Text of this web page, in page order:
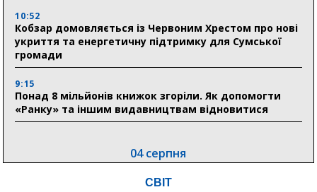
10:52
Кобзар домовляється із Червоним Хрестом про нові
укриття та енергетичну підтримку для Сумської
громади
9:15
Понад 8 мільйонів книжок згоріли. Як допомогти
«Ранку» та іншим видавництвам відновитися
04 серпня
Пенсійний фонд Сумщини спрямував 0,2 млрд грн
СВІТ